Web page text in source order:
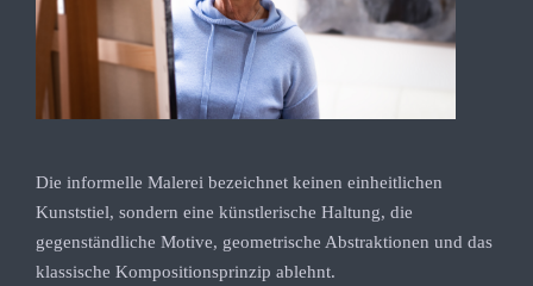
Die informelle Malerei bezeichnet keinen einheitlichen
Kunststiel, sondern eine künstlerische Haltung, die
gegenständliche Motive, geometrische Abstraktionen und das
klassische Kompositionsprinzip ablehnt.